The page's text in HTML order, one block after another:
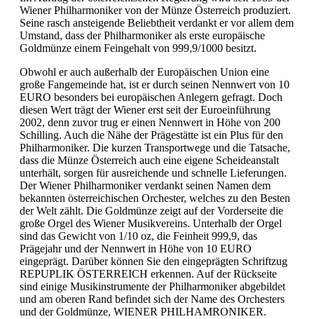
Wiener Philharmoniker von der Münze Österreich produziert.
Seine rasch ansteigende Beliebtheit verdankt er vor allem dem
Umstand, dass der Philharmoniker als erste europäische
Goldmünze einem Feingehalt von 999,9/1000 besitzt.
Obwohl er auch außerhalb der Europäischen Union eine
große Fangemeinde hat, ist er durch seinen Nennwert von 10
EURO besonders bei europäischen Anlegern gefragt. Doch
diesen Wert trägt der Wiener erst seit der Euroeinführung
2002, denn zuvor trug er einen Nennwert in Höhe von 200
Schilling. Auch die Nähe der Prägestätte ist ein Plus für den
Philharmoniker. Die kurzen Transportwege und die Tatsache,
dass die Münze Österreich auch eine eigene Scheideanstalt
unterhält, sorgen für ausreichende und schnelle Lieferungen.
Der Wiener Philharmoniker verdankt seinen Namen dem
bekannten österreichischen Orchester, welches zu den Besten
der Welt zählt. Die Goldmünze zeigt auf der Vorderseite die
große Orgel des Wiener Musikvereins. Unterhalb der Orgel
sind das Gewicht von 1/10 oz, die Feinheit 999,9, das
Prägejahr und der Nennwert in Höhe von 10 EURO
eingeprägt. Darüber können Sie den eingeprägten Schriftzug
REPUPLIK ÖSTERREICH erkennen. Auf der Rückseite
sind einige Musikinstrumente der Philharmoniker abgebildet
und am oberen Rand befindet sich der Name des Orchesters
und der Goldmünze, WIENER PHILHAMRONIKER.